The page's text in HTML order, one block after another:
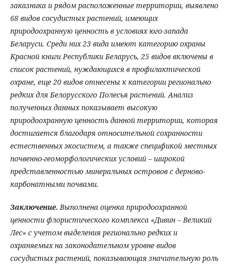
заказника и рядом расположенные территории, выявлено
68 видов сосудистых растений, имеющих
природоохранную ценность в условиях юго-запада
Беларуси. Среди них 23 вида имеют категорию охраны
Красной книги Республики Беларусь, 25 видов включены в
список растений, нуждающихся в профилактической
охране, еще 20 видов отнесены к категории регионально
редких для Белорусского Полесья растений. Анализ
полученных данных показывает высокую
природоохранную ценность данной территории, которая
достигается благодаря относительной сохранности
естественных экосистем, а также спецификой местных
почвенно-геоморфологических условий – широкой
представленностью минеральных островов с дерново-
карбонатными почвами.
Заключение. Выполнена оценка природоохранной
ценности флористического комплекса «Дивин – Великий
Лес» с учетом выделения регионально редких и
охраняемых на законодательном уровне видов
сосудистых растений, показывающая значительную роль